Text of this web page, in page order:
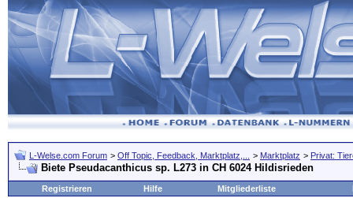
L-Welse.com Forum > Off Topic, Feedback, Marktplatz,... > Marktplatz > Privat:
Biete Pseudacanthicus sp. L273 in CH 6024 Hildisrieden
Registrieren Hilfe Mitgliederliste